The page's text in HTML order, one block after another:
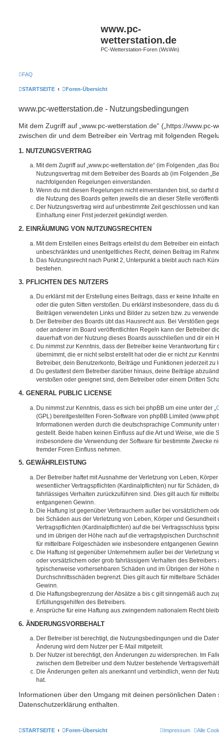
www.pc-
wetterstation.de
PC-Wetterstation-Foren (WsWin)
FAQ
STARTSEITE Foren-Übersicht
www.pc-wetterstation.de - Nutzungsbedingungen
Mit dem Zugriff auf „www.pc-wetterstation.de“ („https://www.pc-
zwischen dir und dem Betreiber ein Vertrag mit folgenden
1. NUTZUNGSVERTRAG
Mit dem Zugriff auf „www.pc-wetterstation.de“ (im Folgenden „das
Nutzungsvertrag mit dem Betreiber des Boards ab (im Folgenden
nachfolgenden Regelungen einverstanden.
Wenn du mit diesen Regelungen nicht einverstanden bist, so darfst
die Nutzung des Boards gelten jeweils die an dieser Stelle
Der Nutzungsvertrag wird auf unbestimmte Zeit geschlossen und
Einhaltung einer Frist jederzeit gekündigt werden.
2. EINRÄUMUNG VON NUTZUNGSRECHTEN
Mit dem Erstellen eines Beitrags erteilst du dem Betreiber ein
unbeschränktes und unentgeltliches Recht, deinen Beitrag im
Das Nutzungsrecht nach Punkt 2, Unterpunkt a bleibt auch nach
bestehen.
3. PFLICHTEN DES NUTZERS
Du erklärst mit der Erstellung eines Beitrags, dass er keine Inhalte
oder die guten Sitten verstoßen. Du erklärst insbesondere, dass du
Beiträgen verwendeten Links und Bilder zu setzen bzw. zu
Der Betreiber des Boards übt das Hausrecht aus. Bei Verstößen
oder anderer im Board veröffentlichten Regeln kann der Betreiber
dauerhaft von der Nutzung dieses Boards ausschließen und dir ein
Du nimmst zur Kenntnis, dass der Betreiber keine Verantwortung für
übernimmt, die er nicht selbst erstellt hat oder die er nicht zur
Betreiber, dein Benutzerkonto, Beiträge und Funktionen jederzeit zu
Du gestattest dem Betreiber darüber hinaus, deine Beiträge
verstoßen oder geeignet sind, dem Betreiber oder einem Dritten
4. GENERAL PUBLIC LICENSE
Du nimmst zur Kenntnis, dass es sich bei phpBB um eine unter der „
(GPL) bereitgestellten Foren-Software von phpBB Limited
Informationen werden durch die deutschsprachige Community unter
gestellt. Beide haben keinen Einfluss auf die Art und Weise, wie die
insbesondere die Verwendung der Software für bestimmte Zwecke
fremder Foren Einfluss nehmen.
5. GEWÄHRLEISTUNG
Der Betreiber haftet mit Ausnahme der Verletzung von Leben,
wesentlicher Vertragspflichten (Kardinalpflichten) nur für Schäden,
fahrlässiges Verhalten zurückzuführen sind. Dies gilt auch für
entgangenen Gewinn.
Die Haftung ist gegenüber Verbrauchern außer bei vorsätzlichem
bei Schäden aus der Verletzung von Leben, Körper und
Vertragspflichten (Kardinalpflichten) auf die bei Vertragsschluss
und im übrigen der Höhe nach auf die vertragstypischen
für mittelbare Folgeschäden wie insbesondere entgangenen
Die Haftung ist gegenüber Unternehmern außer bei der Verletzung
oder vorsätzlichem oder grob fahrlässigem Verhalten des Betreibers
typischerweise vorhersehbaren Schäden und im Übrigen der Höhe
Durchschnittsschäden begrenzt. Dies gilt auch für mittelbare
Gewinn.
Die Haftungsbegrenzung der Absätze a bis c gilt sinngemäß auch
Erfüllungsgehilfen des Betreibers.
Ansprüche für eine Haftung aus zwingendem nationalem Recht
6. ÄNDERUNGSVORBEHALT
Der Betreiber ist berechtigt, die Nutzungsbedingungen und die
Änderung wird dem Nutzer per E-Mail mitgeteilt.
Der Nutzer ist berechtigt, den Änderungen zu widersprechen. Im
zwischen dem Betreiber und dem Nutzer bestehende
Die Änderungen gelten als anerkannt und verbindlich, wenn der
hat.
Informationen über den Umgang mit deinen persönlichen Daten
Datenschutzerklärung enthalten.
STARTSEITE Foren-Übersicht Alle
Impressum